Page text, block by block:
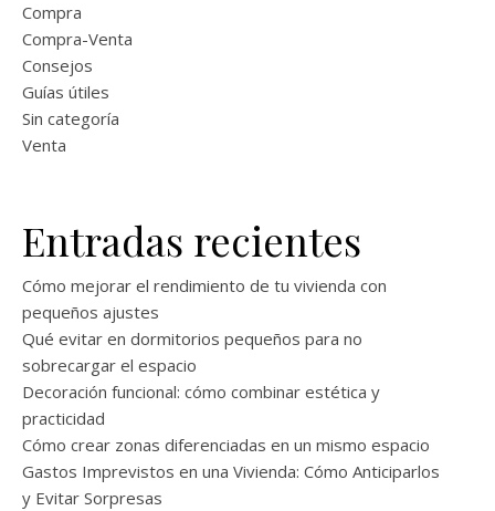
Compra
Compra-Venta
Consejos
Guías útiles
Sin categoría
Venta
Entradas recientes
Cómo mejorar el rendimiento de tu vivienda con
pequeños ajustes
Qué evitar en dormitorios pequeños para no
sobrecargar el espacio
Decoración funcional: cómo combinar estética y
practicidad
Cómo crear zonas diferenciadas en un mismo espacio
Gastos Imprevistos en una Vivienda: Cómo Anticiparlos
y Evitar Sorpresas